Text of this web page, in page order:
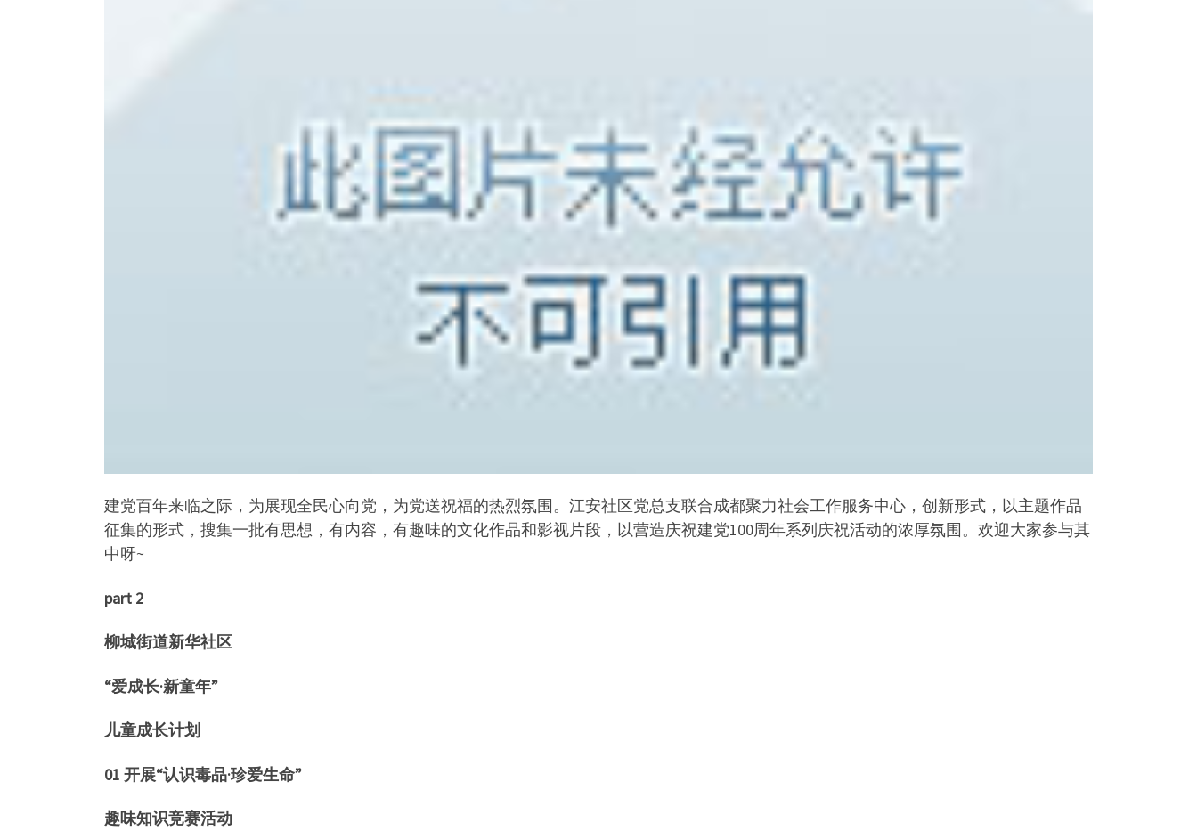
建党百年来临之际，为展现全民心向党，为党送祝福的热烈氛围。江安社区党总支联合成都聚力社会工作服务中心，创新形式，以主题作品
征集的形式，搜集一批有思想，有内容，有趣味的文化作品和影视片段，以营造庆祝建党100周年系列庆祝活动的浓厚氛围。欢迎大家参与其
中呀~
part 2
柳城街道新华社区
“爱成长·新童年”
儿童成长计划
01 开展“认识毒品·珍爱生命”
趣味知识竞赛活动